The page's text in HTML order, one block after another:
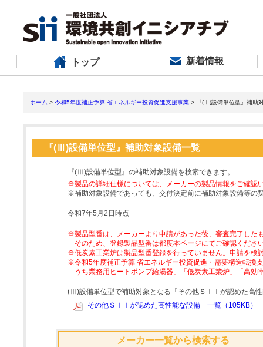
トップ 新着情報
ホーム > 令和5年度補正予算 省エネルギー投資促進支援事業 > 『(Ⅲ)設備単位型』補助
『(Ⅲ)設備単位型』補助対象設備一覧
『(Ⅲ)設備単位型』の補助対象設備を検索できます。
※製品の詳細仕様については、メーカーの製品情報をご確認
※補助対象設備であっても、交付決定前に補助対象設備等の
令和7年5月2日時点
※製品型番は、メーカーより申請があった後、審査完了した
そのため、登録製品型番は都度本ページにてご確認くださ
※低炭素工業炉は製品型番登録を行っていません。申請を検
※令和5年度補正予算 省エネルギー投資促進・需要構造転換
うち業務用ヒートポンプ給湯器」「低炭素工業炉」「高
(Ⅲ)設備単位型で補助対象となる「その他ＳＩＩが認めた高
その他ＳＩＩが認めた高性能な設備 一覧（105KB）
メーカー一覧から検索する